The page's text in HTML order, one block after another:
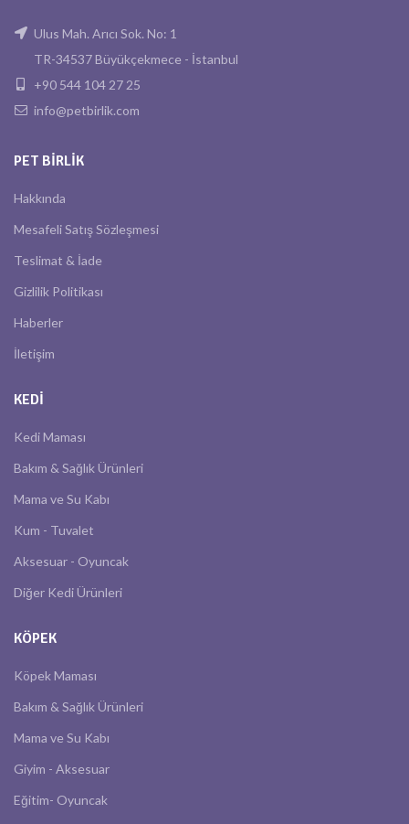
Ulus Mah. Arıcı Sok. No: 1
TR-34537 Büyükçekmece - İstanbul
+90 544 104 27 25
info@petbirlik.com
PET BIRLIK
Hakkında
Mesafeli Satış Sözleşmesi
Teslimat & İade
Gizlilik Politikası
Haberler
İletişim
KEDI
Kedi Maması
Bakım & Sağlık Ürünleri
Mama ve Su Kabı
Kum - Tuvalet
Aksesuar - Oyuncak
Diğer Kedi Ürünleri
KÖPEK
Köpek Maması
Bakım & Sağlık Ürünleri
Mama ve Su Kabı
Giyim - Aksesuar
Eğitim- Oyuncak